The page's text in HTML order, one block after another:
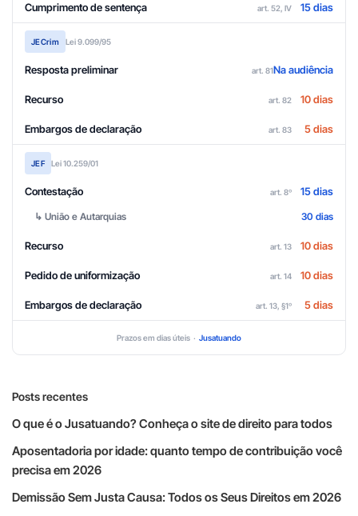
Cumprimento de sentença art. 52, IV 15 dias
JECrim Lei 9.099/95
Resposta preliminar art. 81Na audiência
Recurso art. 82 10 dias
Embargos de declaração art. 83 5 dias
JEF Lei 10.259/01
Contestação art. 8º 15 dias
↳ União e Autarquias 30 dias
Recurso art. 13 10 dias
Pedido de uniformização art. 14 10 dias
Embargos de declaração art. 13, §1º 5 dias
Prazos em dias úteis · Jusatuando
Posts recentes
O que é o Jusatuando? Conheça o site de direito para todos
Aposentadoria por idade: quanto tempo de contribuição você
precisa em 2026
Demissão Sem Justa Causa: Todos os Seus Direitos em 2026